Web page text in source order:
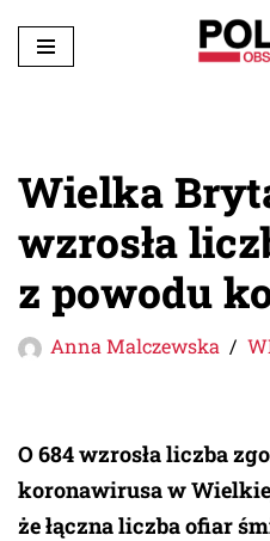
Przejdź
Wielka
wzrosła
z powodu
Anna Malczewska
O 684 wzrosła liczba
koronawirusa w
że łączna liczba ofiar